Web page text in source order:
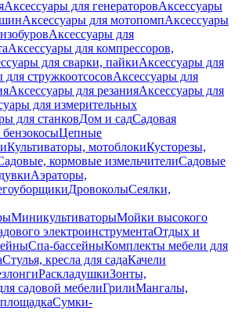
Аксессуары для генераторовАксессуары
Аксессуары для мотопомпАксессуары
Аксессуары для
Аксессуары для компрессоров,
для сварки, пайкиАксессуары для
для стружкоотсосовАксессуары для
Аксессуары для резанияАксессуары для
для измерительных
для станковДом и садСадовая
Цепные
Культиваторы, мотоблокиКусторезы,
кормовые измельчителиСадовые
Аэраторы,
ДровоколыСеялки,
МиникультиваторыМойки высокого
электроинструментаОтдых и
Спа-бассейныКомплекты мебели для
Стулья, кресла для садаКачели
РаскладушкиЗонты,
садовой мебелиГрилиМангалы,
Сумки-